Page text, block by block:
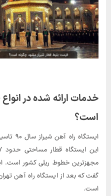
خدمات ارائه شده در
است؟
مجهزترین خطوط ریلی کشور است.
گفت که بعد از ایستگاه راه آهن
است.